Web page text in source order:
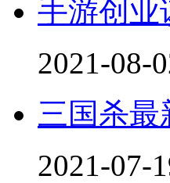
手游创业
2021-08-
三国杀
2021-07-